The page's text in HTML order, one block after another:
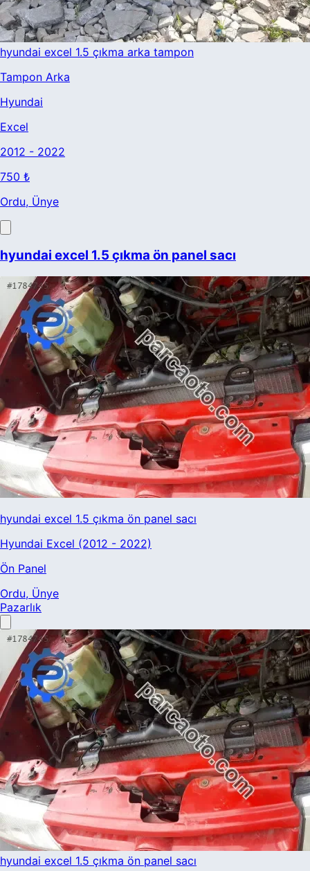
hyundai excel 1.5 çıkma arka tampon
Tampon Arka
Hyundai
Excel
2012 - 2022
750 ₺
Ordu, Ünye
hyundai excel 1.5 çıkma ön panel sacı
hyundai excel 1.5 çıkma ön panel sacı
Hyundai Excel (2012 - 2022)
Ön Panel
Ordu, Ünye
Pazarlık
hyundai excel 1.5 çıkma ön panel sacı